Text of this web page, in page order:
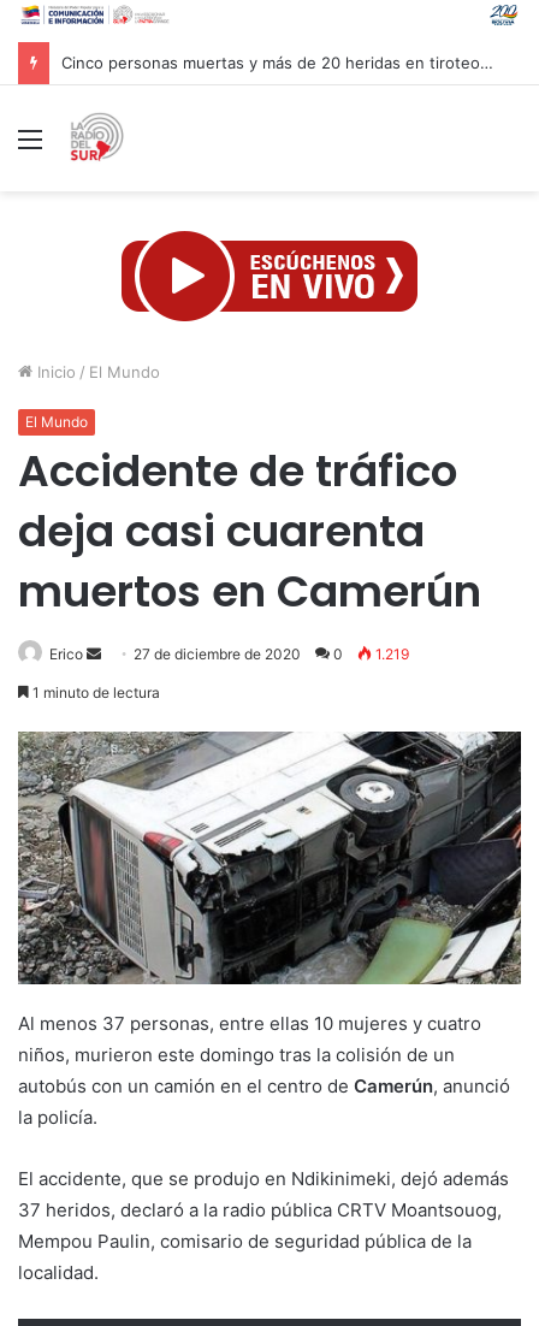
Autoridades venezolanas implementan medidas de ahorro energético ante fenómeno climatológico “Súper Niño”
Menú
Inicio / El Mundo
El Mundo
Accidente de tráfico
deja casi cuarenta
muertos en Camerún
Erico
Send 27 de diciembre de 2020 0 1.219
1 minuto de lectura
Al menos 37 personas, entre ellas 10 mujeres y cuatro
niños, murieron este domingo tras la colisión de un
autobús con un camión en el centro de Camerún, anunció
la policía.
El accidente, que se produjo en Ndikinimeki, dejó además
37 heridos, declaró a la radio pública CRTV Moantsouog,
Mempou Paulin, comisario de seguridad pública de la
localidad.